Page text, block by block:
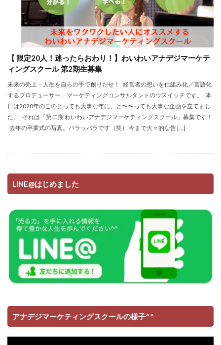
【 限定20人！迷ったらおわり！】わいわいアナデジマーケテ
ィングスクール 第2期生募集
未来の売上・人生を自らの手で創りだせ！ 経営者の想いを仕組み化／言語化
するプロデューサー、マーケティングコンサルタントのウスイッチです。 本
日は2020年のこのとっても大事な年に、と〜〜っても大事な企画を立てまし
た。 それは「第二期 わいわいアナデジマーケティングスクール」募集です！
去年の卒業式の写真。バラッバラです（笑） 今まで大々的な告 […]
LINE@はじめました
アナデジマーケティングスクールの様子^^
動